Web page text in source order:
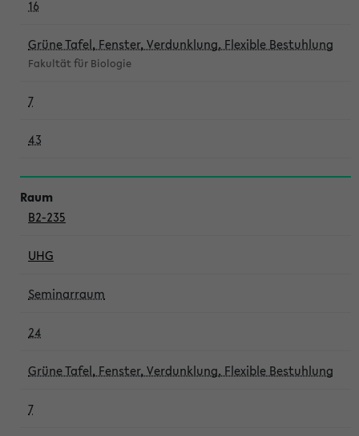
16
Grüne Tafel, Fenster, Verdunklung, Flexible Bestuhlung
Fakultät für Biologie
7
43
B2-235
UHG
Seminarraum
24
Grüne Tafel, Fenster, Verdunklung, Flexible Bestuhlung
7